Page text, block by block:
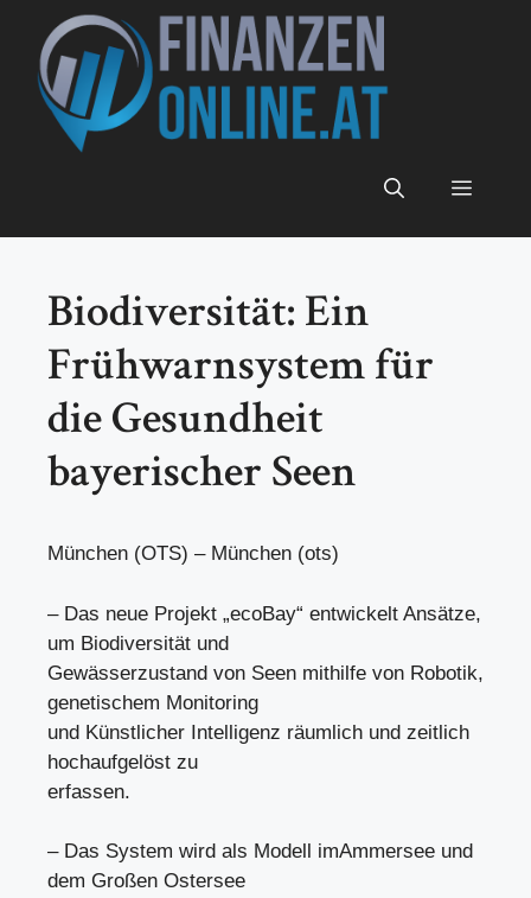
Inhalt
springen
Menü
Biodiversität: Ein
Frühwarnsystem für
die Gesundheit
bayerischer Seen
München (OTS) – München (ots)
– Das neue Projekt „ecoBay“ entwickelt Ansätze,
um Biodiversität und
Gewässerzustand von Seen mithilfe von Robotik,
genetischem Monitoring
und Künstlicher Intelligenz räumlich und zeitlich
hochaufgelöst zu
erfassen.
– Das System wird als Modell imAmmersee und
dem Großen Ostersee